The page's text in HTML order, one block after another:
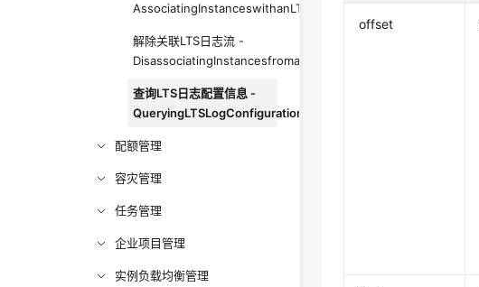
AssociatingInstanceswithanLTSLogStream
解除关联LTS日志流 -
DisassociatingInstancesfromanLTSLogStream
查询LTS日志配置信息 -
QueryingLTSLogConfigurations
配额管理
容灾管理
任务管理
企业项目管理
实例负载均衡管理
offset